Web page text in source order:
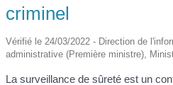
criminel
Vérifié le 24/03/2022 - Direction de
administrative (Première ministre),
La surveillance de sûreté est un